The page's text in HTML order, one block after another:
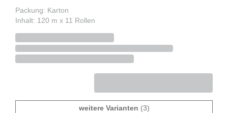
Packung: Karton
Inhalt: 120 m x 11 Rollen
weitere Varianten (3)